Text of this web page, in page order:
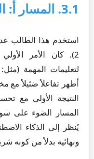
3.1. المسار أ: المُقتصِد
2). كان الأمر
لتعليمات المهمة
أظهر تفاعلاً ضئيلاً مع
النتيجة الأولى مع
المسار الضوء على
يُنظر إلى الذكاء
ونهائية بدلاً من كونه